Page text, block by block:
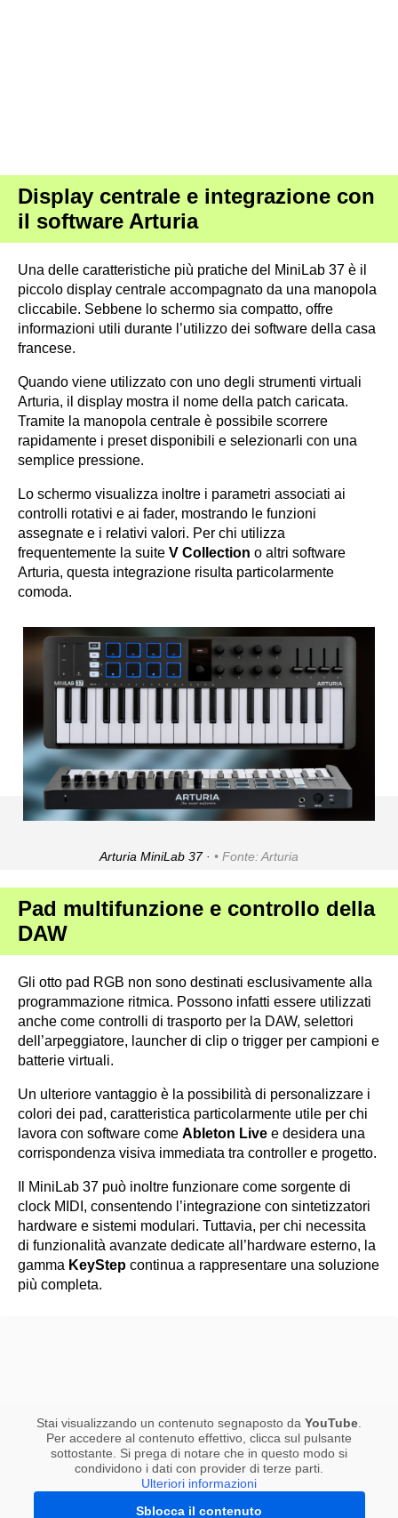
Display centrale e integrazione con
il software Arturia
Una delle caratteristiche più pratiche del MiniLab 37 è il
piccolo display centrale accompagnato da una manopola
cliccabile. Sebbene lo schermo sia compatto, offre
informazioni utili durante l’utilizzo dei software della casa
francese.
Quando viene utilizzato con uno degli strumenti virtuali
Arturia, il display mostra il nome della patch caricata.
Tramite la manopola centrale è possibile scorrere
rapidamente i preset disponibili e selezionarli con una
semplice pressione.
Lo schermo visualizza inoltre i parametri associati ai
controlli rotativi e ai fader, mostrando le funzioni
assegnate e i relativi valori. Per chi utilizza
frequentemente la suite V Collection o altri software
Arturia, questa integrazione risulta particolarmente
comoda.
Arturia MiniLab 37 · Fonte: Arturia
Pad multifunzione e controllo della
DAW
Gli otto pad RGB non sono destinati esclusivamente alla
programmazione ritmica. Possono infatti essere utilizzati
anche come controlli di trasporto per la DAW, selettori
dell’arpeggiatore, launcher di clip o trigger per campioni e
batterie virtuali.
Un ulteriore vantaggio è la possibilità di personalizzare i
colori dei pad, caratteristica particolarmente utile per chi
lavora con software come Ableton Live e desidera una
corrispondenza visiva immediata tra controller e progetto.
Il MiniLab 37 può inoltre funzionare come sorgente di
clock MIDI, consentendo l’integrazione con sintetizzatori
hardware e sistemi modulari. Tuttavia, per chi necessita
di funzionalità avanzate dedicate all’hardware esterno, la
gamma KeyStep continua a rappresentare una soluzione
più completa.
Stai visualizzando un contenuto segnaposto da YouTube
Per accedere al contenuto effettivo, clicca sul pulsante
sottostante. Si prega di notare che in questo modo si
condividono i dati con provider di terze parti.
Ulteriori informazioni
Sblocca il contenuto